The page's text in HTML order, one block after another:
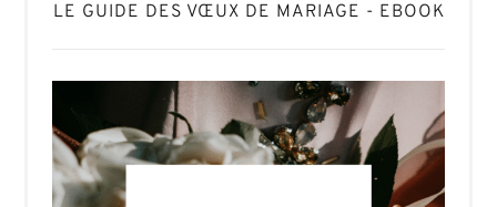
LE GUIDE DES VŒUX DE MARIAGE - EBOOK